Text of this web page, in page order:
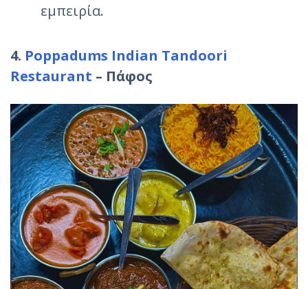
εμπειρία.
4. Poppadums Indian Tandoori
Restaurant – Πάφος